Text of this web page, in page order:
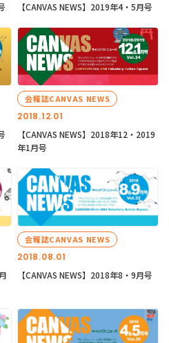
【CANVAS NEWS】2019年4・5月号
2018.12.01
会報誌CANVAS NEWS
【CANVAS NEWS】2018年12・2019
年1月号
2018.08.01
会報誌CANVAS NEWS
【CANVAS NEWS】2018年8・9月号